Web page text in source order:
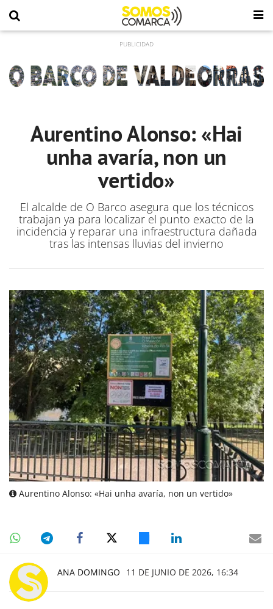
Aurentino Alonso: «Hai
unha avaría, non un
vertido»
El alcalde de O Barco asegura que los técnicos
trabajan ya para localizar el punto exacto de la
incidencia y reparar una infraestructura dañada
tras las intensas lluvias del invierno
Aurentino Alonso: «Hai unha avaría, non un vertido»
ANA DOMINGO 11 DE JUNIO DE 2026, 16:34